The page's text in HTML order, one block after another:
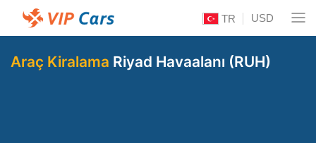
TR USD
Araç Kiralama Riyad Havaalanı (RUH)